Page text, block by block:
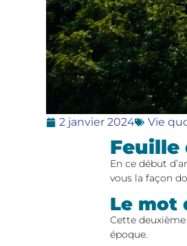
2 janvier 2024 Vie
Feuille
En ce début
vous la façon
Le mot
Cette
époque.